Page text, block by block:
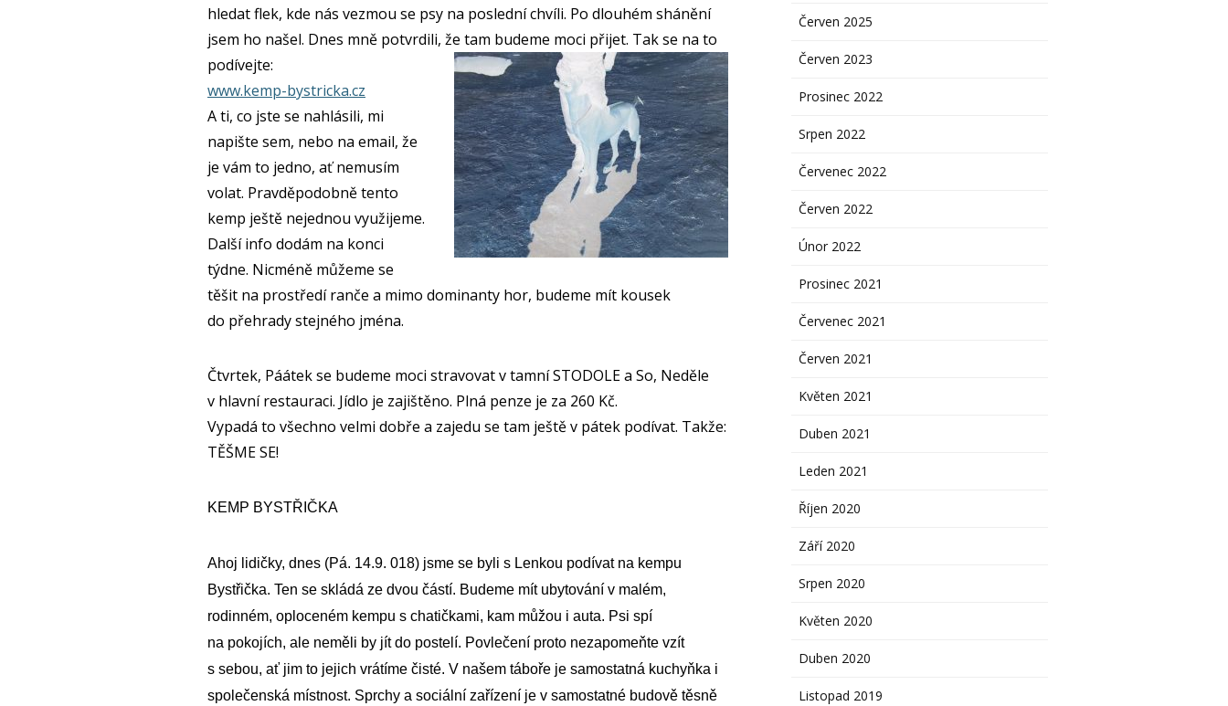
hledat flek, kde nás vezmou se psy na poslední chvíli. Po dlouhém shánění
jsem ho našel. Dnes mně potvrdili, že tam budeme moci přijet. Tak se na to
podívejte:
www.kemp-bystricka.cz
A ti, co jste se nahlásili, mi
napište sem, nebo na email, že
je vám to jedno, ať nemusím
volat. Pravděpodobně tento
kemp ještě nejednou využijeme.
Další info dodám na konci
týdne. Nicméně můžeme se
těšit na prostředí ranče a mimo dominanty hor, budeme mít kousek
do přehrady stejného jména.
Čtvrtek, Páátek se budeme moci stravovat v tamní STODOLE a So, Neděle
v hlavní restauraci. Jídlo je zajištěno. Plná penze je za 260 Kč.
Vypadá to všechno velmi dobře a zajedu se tam ještě v pátek podívat. Takže:
TĚŠME SE!
KEMP BYSTŘIČKA
Ahoj lidičky, dnes (Pá. 14.9. 018) jsme se byli s Lenkou podívat na kempu
Bystřička. Ten se skládá ze dvou částí. Budeme mít ubytování v malém,
rodinném, oploceném kempu s chatičkami, kam můžou i auta. Psi spí
na pokojích, ale neměl i by jít do postelí. Povlečení proto nezapomeňte vzít
s sebou, ať jim to jejich vrátíme čisté. V našem táboře je samostatná kuchyňka i
společenská místnost. Sprchy a sociální zařízení je v samostatné budově těsně
Červen 2025
Červen 2023
Prosinec 2022
Srpen 2022
Červenec 2022
Červen 2022
Únor 2022
Prosinec 2021
Červenec 2021
Červen 2021
Květen 2021
Duben 2021
Leden 2021
Říjen 2020
Září 2020
Srpen 2020
Květen 2020
Duben 2020
Listopad 2019